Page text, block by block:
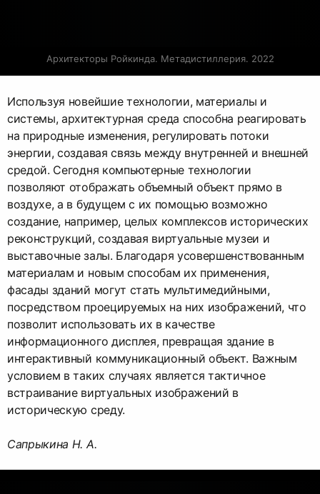
Архитекторы Ройкинда. Метадистиллерия. 2022
Используя новейшие технологии, материалы и
системы, архитектурная среда способна реагировать
на природные изменения, регулировать потоки
энергии, создавая связь между внутренней и внешней
средой. Сегодня компьютерные технологии
позволяют отображать объемный объект прямо в
воздухе, а в будущем с их помощью возможно
создание, например, целых комплексов исторических
реконструкций, создавая виртуальные музеи и
выставочные залы. Благодаря усовершенствованным
материалам и новым способам их применения,
фасады зданий могут стать мультимедийными,
посредством проецируемых на них изображений, что
позволит использовать их в качестве
информационного дисплея, превращая здание в
интерактивный коммуникационный объект. Важным
условием в таких случаях является тактичное
встраивание виртуальных изображений в
историческую среду.
Сапрыкина Н. А.